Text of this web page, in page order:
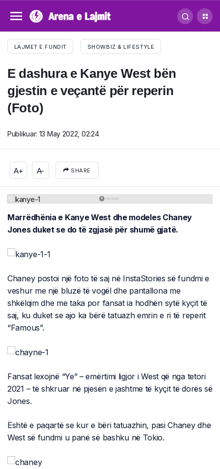
LAJMET E FUNDIT SHOWBIZ & LIFESTYLE
E dashura e Kanye West bën
gjestin e veçantë për reperin
(Foto)
Publikuar: 13 May 2022, 02:24
A+ A- SHARE
Marrëdhënia e Kanye West dhe modeles Chaney
Jones duket se do të zgjasë për shumë gjatë.
Chaney postoi një foto të saj në InstaStories së fundmi e
veshur me një bluzë të vogël dhe pantallona me
shkëlqim dhe me taka por fansat ia hodhën sytë kyçit të
saj, ku duket se ajo ka bërë tatuazh emrin e ri të reperit
“Famous”.
Fansat lexojnë “Ye” – emërtimi ligjor i West që nga tetori
2021 – të shkruar në pjesën e jashtme të kyçit të dorës së
Jones.
Është e paqartë se kur e bëri tatuazhin, pasi Chaney dhe
West së fundmi u panë së bashku në Tokio.